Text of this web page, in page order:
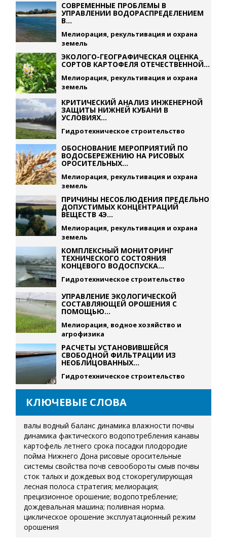
СОВРЕМЕННЫЕ ПРОБЛЕМЫ В
УПРАВЛЕНИИ ВОДОРАСПРЕДЕЛЕНИЕМ
В...
Мелиорация, рекультивация и охрана
земель
ЭКОЛОГО-ГЕОГРАФИЧЕСКАЯ ОЦЕНКА
СОРТОВ КАРТОФЕЛЯ ОТЕЧЕСТВЕННОЙ...
Мелиорация, рекультивация и охрана
земель
КРИТИЧЕСКИЙ АНАЛИЗ ИНЖЕНЕРНОЙ
ЗАЩИТЫ НИЖНЕЙ КУБАНИ В
УСЛОВИЯХ...
Гидротехническое строительство
ОБОСНОВАНИЕ МЕРОПРИЯТИЙ ПО
ВОДОСБЕРЕЖЕНИЮ НА РИСОВЫХ
ОРОСИТЕЛЬНЫХ...
Мелиорация, рекультивация и охрана
земель
ПРИЧИНЫ НЕСОБЛЮДЕНИЯ ПРЕДЕЛЬНО
ДОПУСТИМЫХ КОНЦЕНТРАЦИЙ
ВЕЩЕСТВ 4Э...
Мелиорация, рекультивация и охрана
земель
КОМПЛЕКСНЫЙ МОНИТОРИНГ
ТЕХНИЧЕСКОГО СОСТОЯНИЯ
КОНЦЕВОГО ВОДОСПУСКА...
Гидротехническое строительство
УПРАВЛЕНИЕ ЭКОЛОГИЧЕСКОЙ
СОСТАВЛЯЮЩЕЙ ОРОШЕНИЯ С
ПОМОЩЬЮ...
Мелиорация, водное хозяйство и
агрофизика
РАСЧЕТЫ УСТАНОВИВШЕЙСЯ
СВОБОДНОЙ ФИЛЬТРАЦИИ ИЗ
НЕОБЛИЦОВАННЫХ...
Гидротехническое строительство
КЛЮЧЕВЫЕ СЛОВА
валы водный баланс динамика влажности почвы
динамика фактического водопотребления канавы
картофель летнего срока посадки плодородие
пойма Нижнего Дона рисовые оросительные
системы свойства почв севообороты смыв почвы
сток талых и дождевых вод стокорегулирующая
лесная полоса стратегия; мелиорация;
прецизионное орошение; водопотребление;
дождевальная машина; поливная норма.
циклическое орошение эксплуатационный режим
орошения